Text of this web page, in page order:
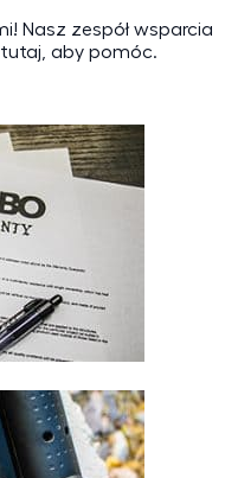
Nasz zespół wsparcia
aby pomóc.